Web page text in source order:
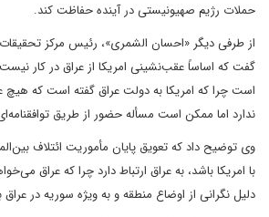
حملات رژیم صهیونیستی در آینده حفاظت کند.
از طرفی دیگر «احسان الشمری»، رئیس مرکز
گفت که اساساً عقب‌نشینی امریکا از عراق در کار
است چرا که امریکا به دولت عراق گفته است که هیچ
ندارد اما ممکن است مسأله حضور از طریق
وی توضیح داد که تعویق پایان مأموریت ائتلاف
با امریکا باشد، به عراق ارتباط دارد چرا که عراق
دلیل نگرانی از اوضاع منطقه و به ویژه سوریه در عراق